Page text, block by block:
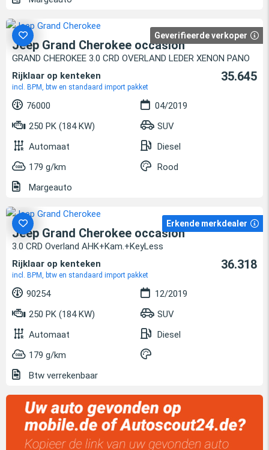
Geverifieerde verkoper
Jeep Grand Cherokee occasion
GRAND CHEROKEE 3.0 CRD OVERLAND LEDER XENON PANO
Rijklaar op kenteken
incl. BPM, btw en standaard import pakket
35.645
76000
04/2019
250 PK (184 KW)
SUV
Automaat
Diesel
179 g/km
Rood
Margeauto
Erkende merkdealer
Jeep Grand Cherokee occasion
3.0 CRD Overland AHK+Kam.+KeyLess
Rijklaar op kenteken
incl. BPM, btw en standaard import pakket
36.318
90254
12/2019
250 PK (184 KW)
SUV
Automaat
Diesel
179 g/km
Btw verrekenbaar